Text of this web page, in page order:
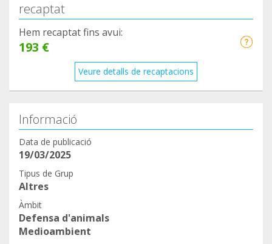
recaptat
Hem recaptat fins avui:
193 €
Veure detalls de recaptacions
Informació
Data de publicació
19/03/2025
Tipus de Grup
Altres
Àmbit
Defensa d'animals
Medioambient